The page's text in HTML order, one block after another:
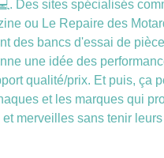
Des sites spécialisés
ou Le Repaire des
des bancs d'essai de
une idée des
qualité/prix. Et puis, ça
et les marques qui
et merveilles sans tenir